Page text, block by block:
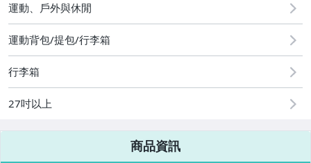
圖書/影音/文具
手機、配件與通訊
美容保養與彩妝
電腦、平板與周邊
運動、戶外與休閒
運動背包/提包/行李箱
行李箱
27吋以上
商品資訊